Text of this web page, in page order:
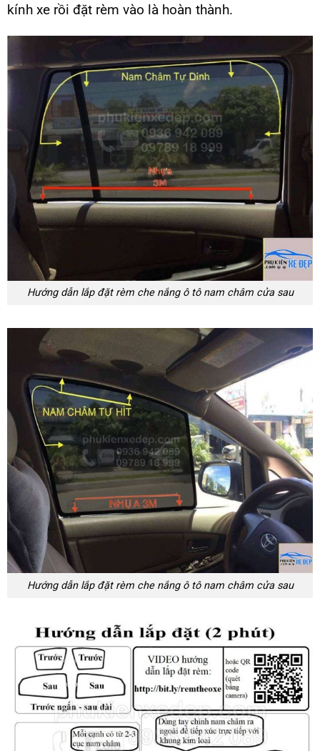
kính xe rồi đặt rèm vào là hoàn thành.
Hướng dẫn lắp đặt rèm che nắng ô tô nam châm cửa sau
Hướng dẫn lắp đặt rèm che nắng ô tô nam châm cửa sau